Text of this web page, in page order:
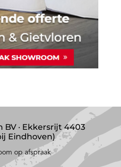
BV · Ekkersrijt 4403
Eindhoven)
op afspraak